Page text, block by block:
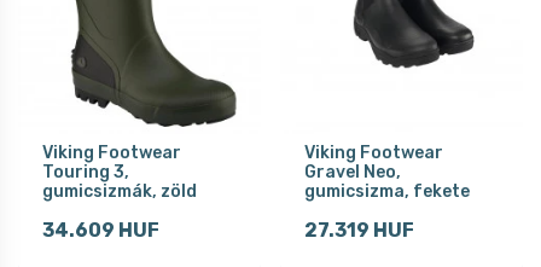
Viking Footwear
Touring 3,
gumicsizmák, zöld
34.609 HUF
Viking Footwear
Gravel Neo,
gumicsizma, fekete
27.319 HUF